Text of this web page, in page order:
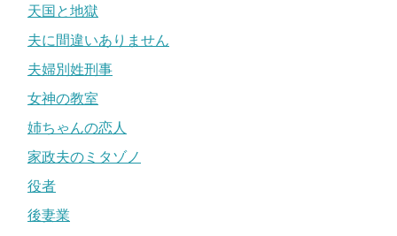
天国と地獄
夫に間違いありません
夫婦別姓刑事
女神の教室
姉ちゃんの恋人
家政夫のミタゾノ
役者
後妻業